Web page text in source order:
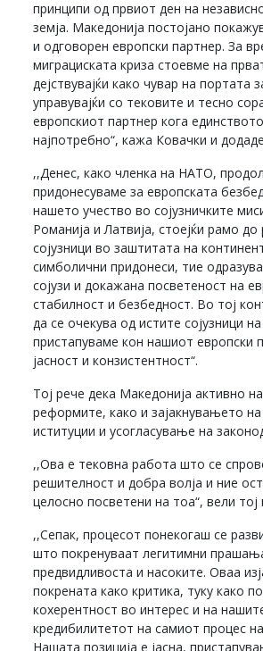
принципи од првиот ден на
земја. Македонија постојано
и одговорен европски партнер. За
миграциската криза стоевме на
дејствувајќи како чувар на портата
управувајќи со тековите и тесно
европскиот партнер кога
најпотребно“, кажа Ковачки и
,,Денес, како членка на НАТО,
придонесуваме за европската
нашето учество во сојузничките
Романија и Латвија, стоејќи рамо
сојузници во заштитата на
симболични придонеси, тие
сојузи и докажана посветеност на
стабилност и безбедност. Во тој
да се очекува од истите сојузници
пристапуваме кон нашиот европски
јасност и конзистентност“.
Тој рече дека Македонија активно
реформите, како и зајакнувањето
иституции и усогласување на
,,Ова е тековна работа што се
решителност и добра волја и ние
целосно посветени на тоа“, вели тој
,,Сепак, процесот понекогаш се
што покренуваат легитимни
предвидливоста и насоките. Оваа
покрената како критика, туку како
кохерентност во интерес и на
кредибилитетот на самиот процес
Нашата позиција е јасна,